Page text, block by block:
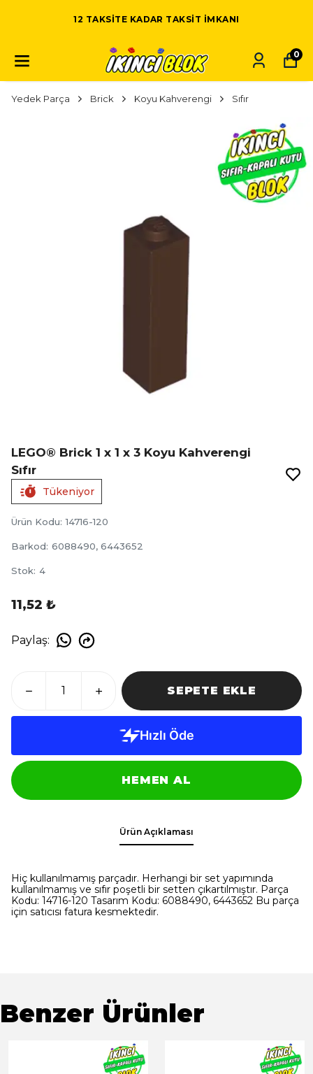
12 TAKSITE KADAR TAKSIT IMKANI
0
Yedek Parça Brick Koyu Kahverengi Sıfır
LEGO® Brick 1 x 1 x 3 Koyu Kahverengi
Sıfır
Tükeniyor
Ürün Kodu: 14716-120
Barkod: 6088490, 6443652
Stok: 4
11,52 ₺
Paylaş:
SEPETE EKLE
HEMEN AL
Ürün Açıklaması
Hiç kullanılmamış parçadır. Herhangi bir set yapımında
kullanılmamış ve sıfır poşetli bir setten çıkartılmıştır. Parça
Kodu: 14716-120 Tasarım Kodu: 6088490, 6443652 Bu parça
için satıcısı fatura kesmektedir.
Benzer Ürünler